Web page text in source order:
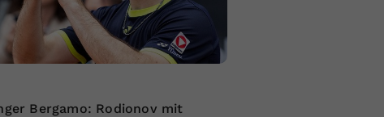
Bergamo: Rodionov mit